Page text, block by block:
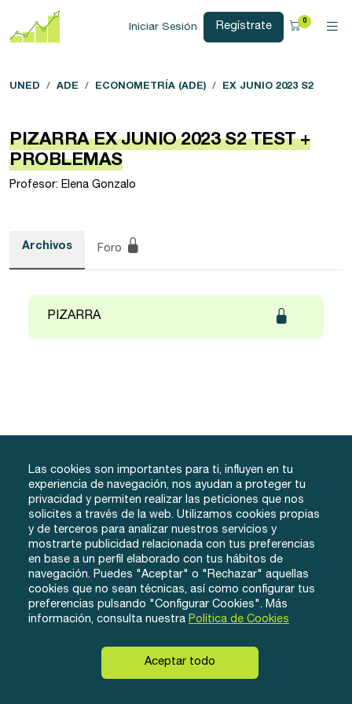
Iniciar Sesión Regístrate 0
UNED ADE ECONOMETRÍA (ADE) EX JUNIO 2023 S2
PIZARRA EX JUNIO 2023 S2 TEST +
PROBLEMAS
Profesor: Elena Gonzalo
Archivos Foro
PIZARRA
info@tuacademiafacil.com
600 816 978
Grados
Método
Conócenos
Testimonios
Contacto
Iniciar Sesión
Regístrate
Las cookies son importantes para ti, influyen en tu
experiencia de navegación, nos ayudan a proteger tu
privacidad y permiten realizar las peticiones que nos
solicites a través de la web. Utilizamos cookies propias
y de terceros para analizar nuestros servicios y
mostrarte publicidad relacionada con tus preferencias
en base a un perfil elaborado con tus hábitos de
navegación. Puedes "Aceptar" o "Rechazar" aquellas
cookies que no sean técnicas, así como configurar tus
preferencias pulsando "Configurar Cookies". Más
información, consulta nuestra Política de Cookies
Aceptar todo